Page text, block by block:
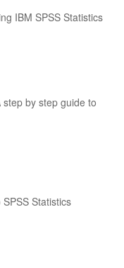
IBM SPSS Statistics
by step guide to
Statistics